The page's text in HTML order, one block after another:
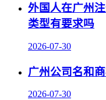
外国人在广州
类型有要求吗
2026-07-30
广州公司名和
2026-07-30